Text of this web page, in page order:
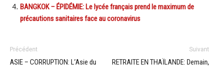
BANGKOK – ÉPIDÉMIE: Le lycée français prend le maximum de
précautions sanitaires face au coronavirus
Précédent
ASIE – CORRUPTION: L’Asie du
Suivant
RETRAITE EN THAÏLANDE: Demain,